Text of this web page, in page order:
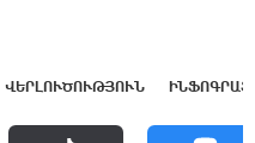
ՎԵՐԼՈՒԾՈՒԹՅՈՒՆ